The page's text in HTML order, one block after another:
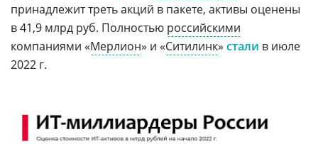
принадлежит треть акций в пакете, активы оценены
в 41,9 млрд руб. Полностью российскими
компаниями «Мерлион» и «Ситилинк» стали в июле
2022 г.